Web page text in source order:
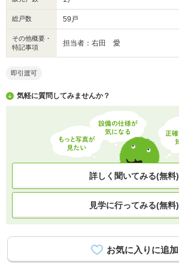
総戸数 59戸
その他概要・
特記事項
担当者：右田 愛
即引渡可
気軽に質問してみませんか？
詳しく聞いてみる(無料)
見学に行ってみる(無料)